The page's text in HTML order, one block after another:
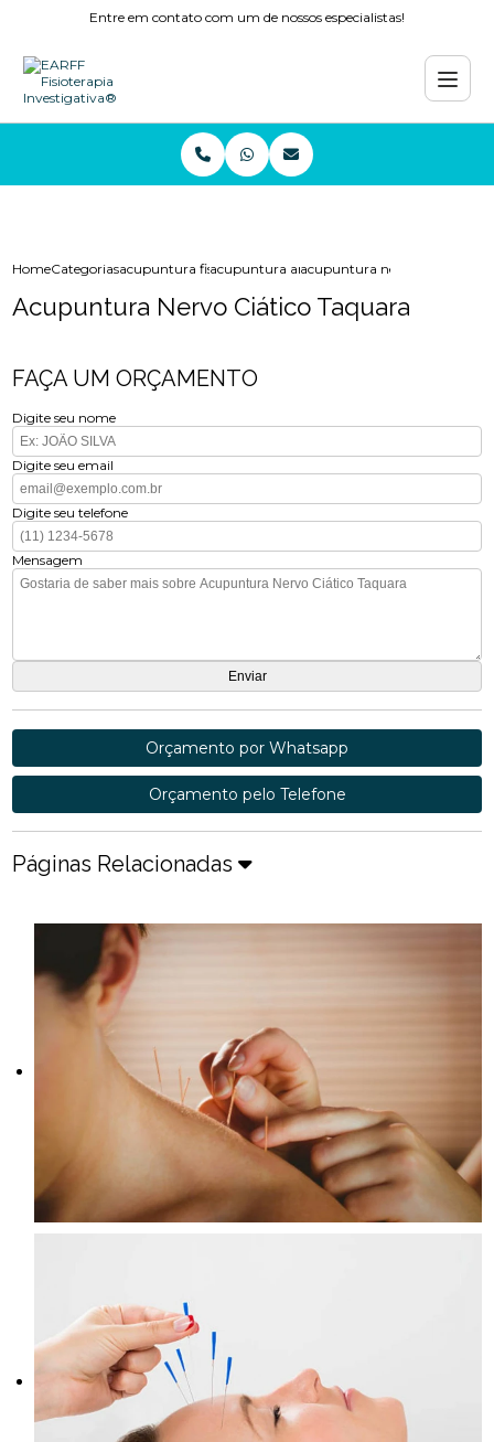
Entre em contato com um de nossos especialistas!
HomeCategoriasacupuntura fisioterapiaacupuntura ansiedadeacupuntura nervo ciatico
Acupuntura Nervo Ciático Taquara
FAÇA UM ORÇAMENTO
Digite seu nome
Digite seu email
Digite seu telefone
Mensagem
Orçamento por Whatsapp
Orçamento pelo Telefone
Páginas Relacionadas